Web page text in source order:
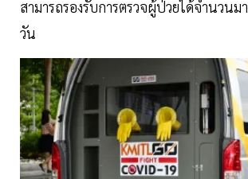
สามารถรองรับการตรวจผู้ป่วยได้จำนวน
วัน